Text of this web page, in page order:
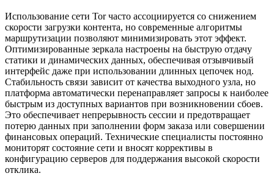
Использование сети Tor часто ассоциируется со снижением
скорости загрузки контента, но современные алгоритмы
маршрутизации позволяют минимизировать этот эффект.
Оптимизированные зеркала настроены на быструю отдачу
статики и динамических данных, обеспечивая отзывчивый
интерфейс даже при использовании длинных цепочек нод.
Стабильность связи зависит от качества выходного узла, но
платформа автоматически перенаправляет запросы к наиболее
быстрым из доступных вариантов при возникновении сбоев.
Это обеспечивает непрерывность сессии и предотвращает
потерю данных при заполнении форм заказа или совершении
финансовых операций. Технические специалисты постоянно
мониторят состояние сети и вносят коррективы в
конфигурацию серверов для поддержания высокой скорости
отклика.